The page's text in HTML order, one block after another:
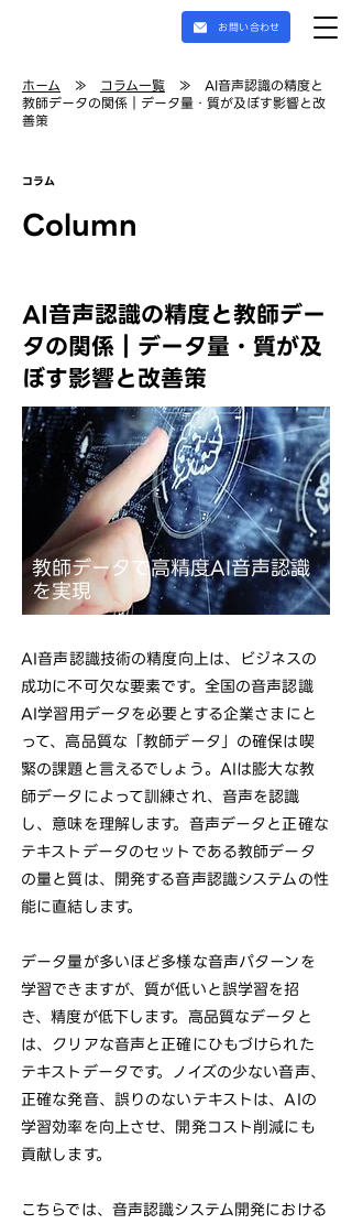
お問い合わせ
ホーム ≫ コラム一覧 ≫ AI音声認識の精度と
教師データの関係｜データ量・質が及ぼす影響と改
善策
コラム
Column
AI音声認識の精度と教師デー
タの関係｜データ量・質が及
ぼす影響と改善策
教師データで高精度AI音声認識
を実現
AI音声認識技術の精度向上は、ビジネスの
成功に不可欠な要素です。全国の音声認識
AI学習用データを必要とする企業さまにと
って、高品質な「教師データ」の確保は喫
緊の課題と言えるでしょう。AIは膨大な教
師データによって訓練され、音声を認識
し、意味を理解します。音声データと正確な
テキストデータのセットである教師データ
の量と質は、開発する音声認識システムの性
能に直結します。
データ量が多いほど多様な音声パターンを
学習できますが、質が低いと誤学習を招
き、精度が低下します。高品質なデータと
は、クリアな音声と正確にひもづけられた
テキストデータです。ノイズの少ない音声、
正確な発音、誤りのないテキストは、AIの
学習効率を向上させ、開発コスト削減にも
貢献します。
こちらでは、音声認識システム開発における